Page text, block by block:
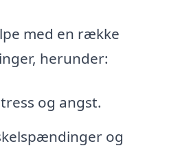
med en række
herunder:
og angst.
og